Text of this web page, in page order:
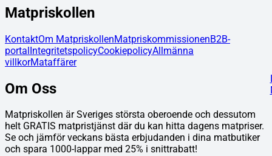
Matpriskollen
KontaktOm MatpriskollenMatpriskommissionenB2B-
portalIntegritetspolicyCookiepolicyAllmänna
villkorMataffärer
Om Oss
Matpriskollen är Sveriges största oberoende och dessutom
helt GRATIS matpristjänst där du kan hitta dagens matpriser.
Se och jämför veckans bästa erbjudanden i dina matbutiker
och spara 1000-lappar med 25% i snittrabatt!